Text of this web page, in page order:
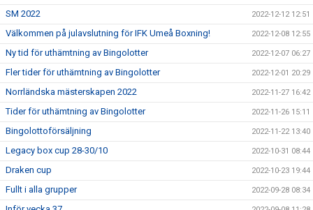
SM 2022 2022-12-12 12:51
Välkommen på julavslutning för IFK Umeå Boxning! 2022-12-08 12:55
Ny tid för uthämtning av Bingolotter 2022-12-07 06:27
Fler tider för uthämtning av Bingolotter 2022-12-01 20:29
Norrländska mästerskapen 2022 2022-11-27 16:42
Tider för uthämtning av Bingolotter 2022-11-26 15:11
Bingolottoförsäljning 2022-11-22 13:40
Legacy box cup 28-30/10 2022-10-31 08:44
Draken cup 2022-10-23 19:44
Fullt i alla grupper 2022-09-28 08:34